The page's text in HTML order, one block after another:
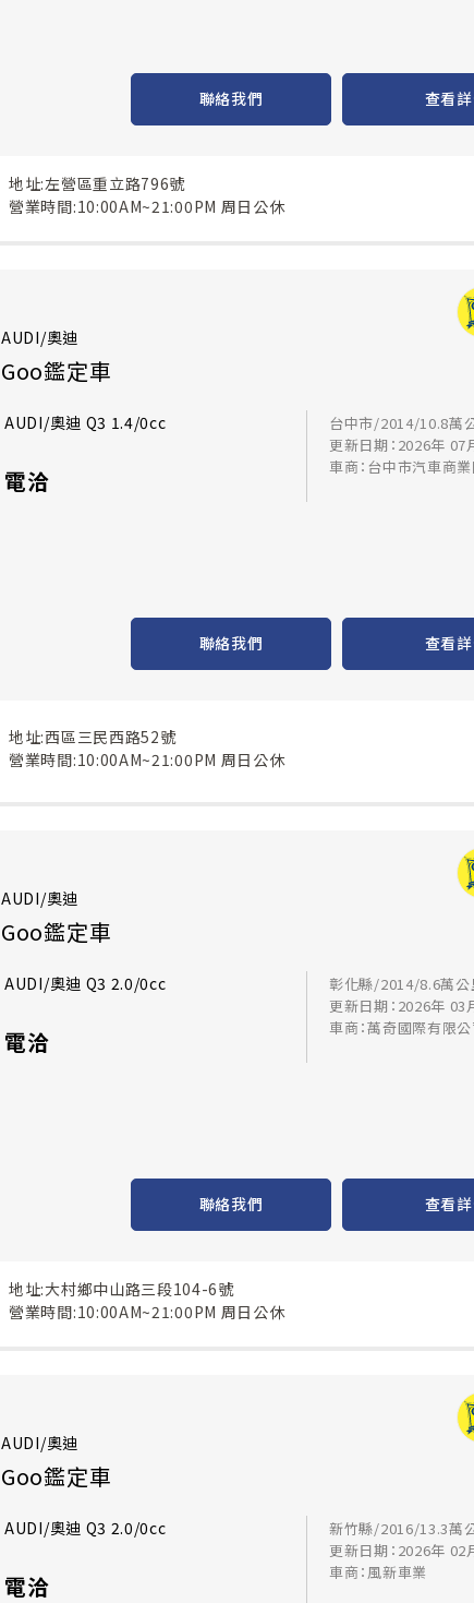
聯絡我們 查看
地址:左營區重立路796號
營業時間:10:00AM~21:00PM 周日公休
AUDI/奧迪
Goo鑑定車
AUDI/奧迪 Q3 1.4/0cc
電洽
台中市/2014/10.8萬
更新日期：2026年 07
車商：台中市汽車商
聯絡我們 查看
地址:西區三民西路52號
營業時間:10:00AM~21:00PM 周日公休
AUDI/奧迪
Goo鑑定車
AUDI/奧迪 Q3 2.0/0cc
電洽
彰化縣/2014/8.6萬公
更新日期：2026年 03
車商：萬奇國際有限
聯絡我們 查看
地址:大村鄉中山路三段104-6號
營業時間:10:00AM~21:00PM 周日公休
AUDI/奧迪
Goo鑑定車
AUDI/奧迪 Q3 2.0/0cc
電洽
新竹縣/2016/13.3萬
更新日期：2026年 02
車商：風新車業